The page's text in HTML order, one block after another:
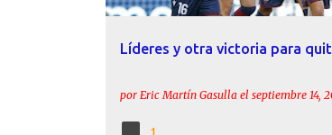
Líderes y otra victoria para
por Eric Martín Gasulla el septiembre 14,
1